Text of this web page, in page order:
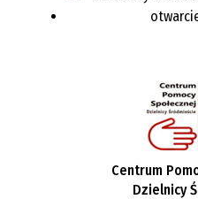
Centrum
Dzielnicy